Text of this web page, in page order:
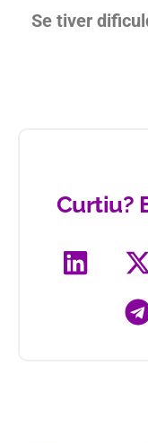
Se tiver
Curtiu?